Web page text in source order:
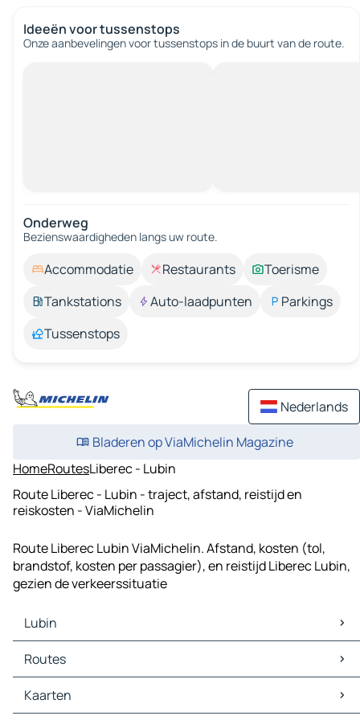
Ideeën voor tussenstops
Onze aanbevelingen voor tussenstops in de buurt van de route.
Onderweg
Bezienswaardigheden langs uw route.
Accommodatie Restaurants
Toerisme
Tankstations
Auto-laadpunten
Parkings
Tussenstops
Nederlands
Bladeren op ViaMichelin Magazine
HomeRoutesLiberec - Lubin
Route Liberec - Lubin - traject, afstand, reistijd en
reiskosten - ViaMichelin
Route Liberec Lubin ViaMichelin. Afstand, kosten (tol,
brandstof, kosten per passagier), en reistijd Liberec Lubin,
gezien de verkeerssituatie
Lubin
Lubin Kaarten
Lubin Verkeer
Lubin Hotels
Lubin Restaurants
Routes
Routes Lubin - Legnica
Routes Lubin - Głogów
Kaarten